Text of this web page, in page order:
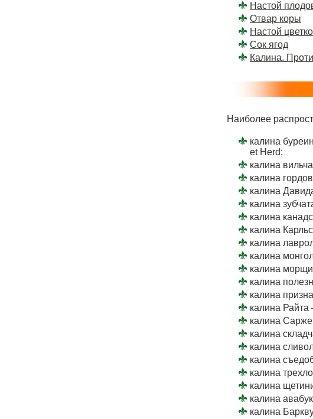
Настой
Отвар коры
Настой
Сок ягод
Калина.
Наиболее
калина
et Herd;
калина
калина
калина
калина
калина
калина
калина
калина
калина
калина
калина
калина Райта
калина
калина
калина
калина
калина
калина
калина
калина